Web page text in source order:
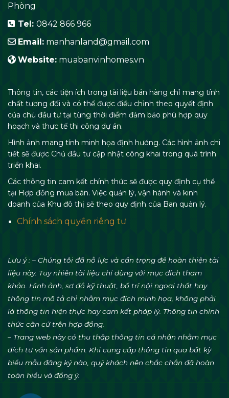
Phòng
Tel: 0842 866 966
Email: manhanland@gmail.com
Website: muabanvinhomes.vn
Thông tin, các tiện ích trong tài liệu bán hàng chỉ mang tính
chất tương đối và có thể được điều chỉnh theo quyết định
của chủ đầu tư tại từng thời điểm đảm bảo phù hợp quy
hoạch và thực tế thi công dự án.
Hình ảnh mang tính minh họa định hướng. Các hình ảnh chi
tiết sẽ được Chủ đầu tư cập nhật công khai trong quá trình
triển khai.
Các thông tin cam kết chính thức sẽ được quy định cụ thể
tại Hợp đồng mua bán. Việc quản lý, vận hành và kinh
doanh của Khu đô thị sẽ theo quy định của Ban quản lý.
Chính sách quyền riêng tư
Lưu ý : – Chúng tôi đã nỗ lực và cẩn trọng để hoàn thiện tài
liệu này. Tuy nhiên tài liệu chỉ dùng với mục đích tham
khảo. Hình ảnh, sơ đồ kỹ thuật, bố trí nội ngoại thất hay
thông tin mô tả chỉ nhằm mục đích minh họa, không phải
là thông tin hiện thực hay cam kết pháp lý. Thông tin chính
thức căn cứ trên hợp đồng.
– Trang web này có thu thập thông tin cá nhân nhằm mục
đích tư vấn sản phẩm. Khi cung cấp thông tin qua bất kỳ
biểu mẫu đăng ký nào, quý khách nên chắc chắn đã hoàn
toàn hiểu và đồng ý.